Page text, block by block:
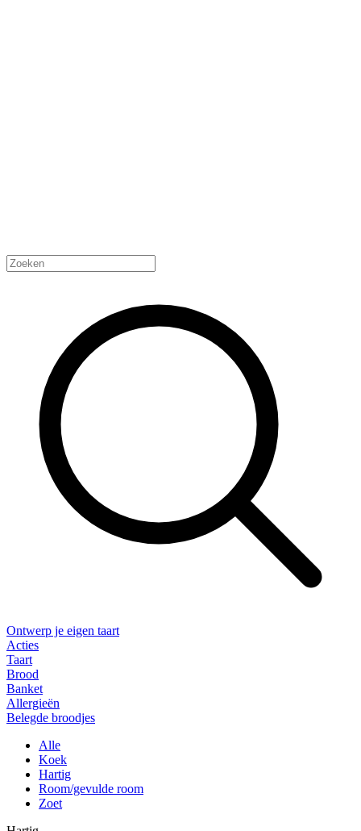
Ontwerp je eigen taart
Acties
Taart
Brood
Banket
Allergieën
Belegde broodjes
Alle
Koek
Hartig
Room/gevulde room
Zoet